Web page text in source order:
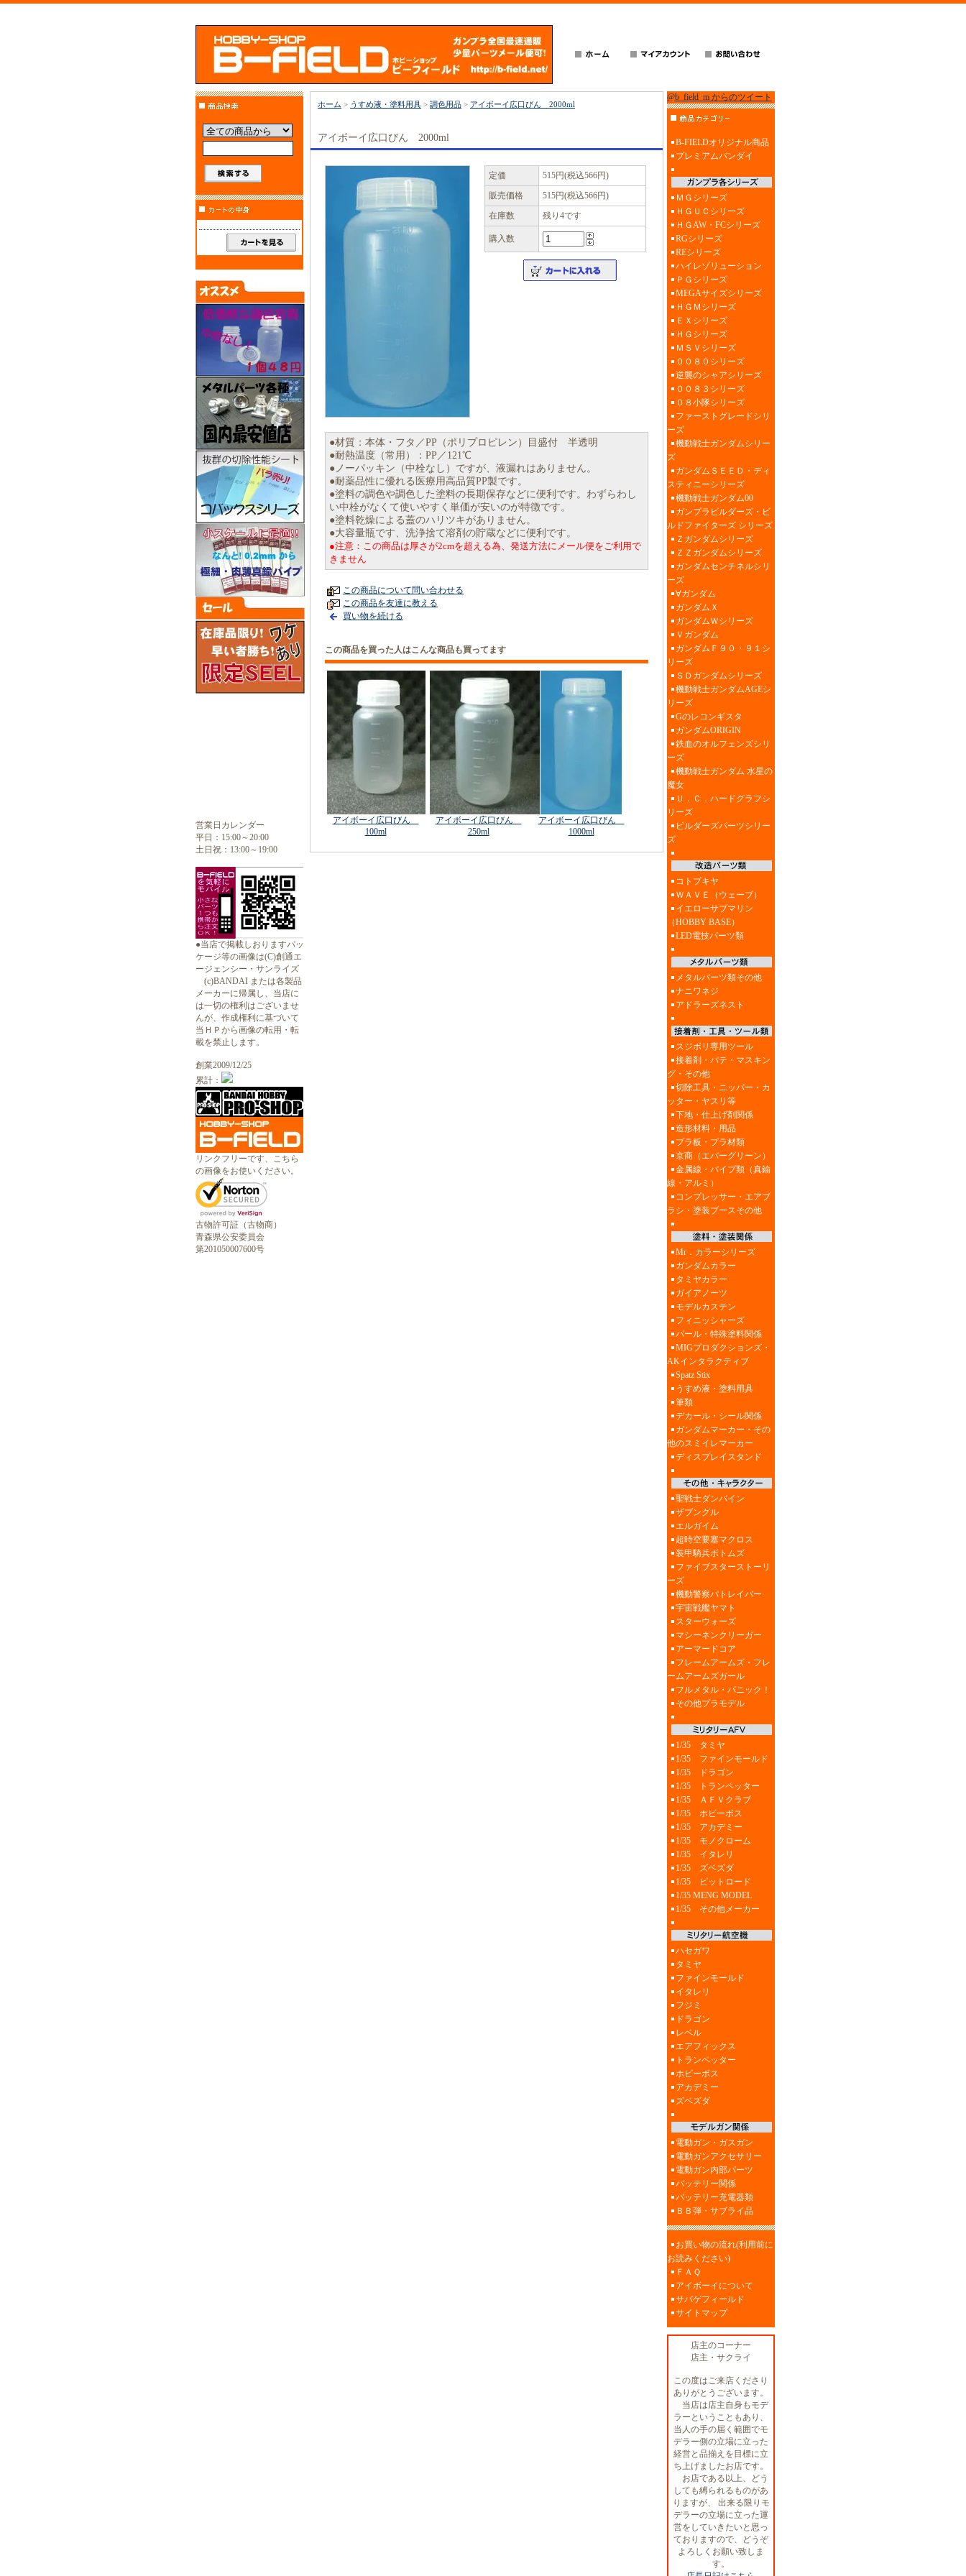
営業日カレンダー
平日：15:00～20:00
土日祝：13:00～19:00
●当店で掲載しおりますパッ
ケージ等の画像は(C)創通エ
ージェンシー・サンライズ
(c)BANDAI または各製品
メーカーに帰属し、当店に
は一切の権利はございませ
んが、作成権利に基づいて
当ＨＰから画像の転用・転
載を禁止します。
創業2009/12/25
累計：
リンクフリーです、こちら
の画像をお使いください。
古物許可証（古物商）
青森県公安委員会
第201050007600号
ホーム > うすめ液・塗料用具 > 調色用品 > アイボーイ広口びん 2000ml
アイボーイ広口びん 2000ml
定価
515円(税込566円)
販売価格
515円(税込566円)
在庫数
残り4です
購入数
●材質：本体・フタ／PP（ポリプロピレン）目盛付 半透明
●耐熱温度（常用）：PP／121℃
●ノーパッキン（中栓なし）ですが、液漏れはありません。
●耐薬品性に優れる医療用高品質PP製です。
●塗料の調色や調色した塗料の長期保存などに便利です。わずらわし
い中栓がなくて使いやすく単価が安いのが特徴です。
●塗料乾燥による蓋のハリツキがありません。
●大容量瓶です、洗浄捨て溶剤の貯蔵などに便利です。
●注意：この商品は厚さが2cmを超える為、発送方法にメール便をご利用で
きません
この商品について問い合わせる
この商品を友達に教える
買い物を続ける
この商品を買った人はこんな商品も買ってます
アイボーイ広口びん
100ml
アイボーイ広口びん
250ml
アイボーイ広口びん
1000ml
@b_field_m からのツイート
B-FIELDオリジナル商品
プレミアムバンダイ
ＭＧシリーズ
ＨＧＵＣシリーズ
ＨＧAW・FCシリーズ
RGシリーズ
REシリーズ
ハイレゾリューション
ＰＧシリーズ
MEGAサイズシリーズ
ＨＧＭシリーズ
ＥＸシリーズ
ＨＧシリーズ
ＭＳＶシリーズ
００８０シリーズ
逆襲のシャアシリーズ
００８３シリーズ
０８小隊シリーズ
ファーストグレードシリ
ーズ
機動戦士ガンダムシリー
ズ
ガンダムＳＥＥＤ・ディ
スティニーシリーズ
機動戦士ガンダム00
ガンプラビルダーズ・ビ
ルドファイターズ シリーズ
Ｚガンダムシリーズ
ＺＺガンダムシリーズ
ガンダムセンチネルシリ
ーズ
∀ガンダム
ガンダムＸ
ガンダムＷシリーズ
Ｖガンダム
ガンダムＦ９０・９１シ
リーズ
ＳＤガンダムシリーズ
機動戦士ガンダムAGEシ
リーズ
Gのレコンギスタ
ガンダムORIGIN
鉄血のオルフェンズシリ
ーズ
機動戦士ガンダム 水星の
魔女
Ｕ．Ｃ．ハードグラフシ
リーズ
ビルダーズパーツシリー
ズ
コトブキヤ
ＷＡＶＥ（ウェーブ）
イエローサブマリン
（HOBBY BASE）
LED電技パーツ類
メタルパーツ類その他
ナニワネジ
アドラーズネスト
スジボリ専用ツール
接着剤・パテ・マスキン
グ・その他
切除工具・ニッパー・カ
ッター・ヤスリ等
下地・仕上げ剤関係
造形材料・用品
プラ板・プラ材類
京商（エバーグリーン）
金属線・パイプ類（真鍮
線・アルミ）
コンプレッサー・エアブ
ラシ・塗装ブースその他
Mr．カラーシリーズ
ガンダムカラー
タミヤカラー
ガイアノーツ
モデルカステン
フィニッシャーズ
パール・特殊塗料関係
MIGプロダクションズ・
AKインタラクティブ
Spatz Stix
うすめ液・塗料用具
筆類
デカール・シール関係
ガンダムマーカー・その
他のスミイレマーカー
ディスプレイスタンド
聖戦士ダンバイン
ザブングル
エルガイム
超時空要塞マクロス
装甲騎兵ボトムズ
ファイブスターストーリ
ーズ
機動警察パトレイバー
宇宙戦艦ヤマト
スターウォーズ
マシーネンクリーガー
アーマードコア
フレームアームズ・フレ
ームアームズガール
フルメタル・パニック！
その他プラモデル
1/35 タミヤ
1/35 ファインモールド
1/35 ドラゴン
1/35 トランペッター
1/35 ＡＦＶクラブ
1/35 ホビーボス
1/35 アカデミー
1/35 モノクローム
1/35 イタレリ
1/35 ズベズダ
1/35 ピットロード
1/35 MENG MODEL
1/35 その他メーカー
ハセガワ
タミヤ
ファインモールド
イタレリ
フジミ
ドラゴン
レベル
エアフィックス
トランペッター
ホビーボス
アカデミー
ズベズダ
電動ガン・ガスガン
電動ガンアクセサリー
電動ガン内部パーツ
バッテリー関係
バッテリー充電器類
ＢＢ弾・サブライ品
お買い物の流れ(利用前に
お読みください)
ＦＡＱ
アイボーイについて
サバゲフィールド
サイトマップ
店主のコーナー
店主・サクライ
この度はご来店くださり
ありがとうございます。
当店は店主自身もモデ
ラーということもあり、
当人の手の届く範囲でモ
デラー側の立場に立った
経営と品揃えを目標に立
ち上げましたお店です。
お店である以上、どう
しても縛られるものがあ
りますが、 出来る限りモ
デラーの立場に立った運
営をしていきたいと思っ
ておりますので、どうぞ
よろしくお願い致しま
す。